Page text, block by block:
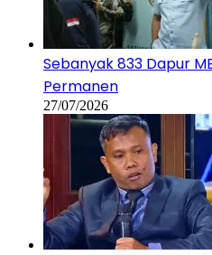
Sebanyak 833 Dapur
Permanen
27/07/2026